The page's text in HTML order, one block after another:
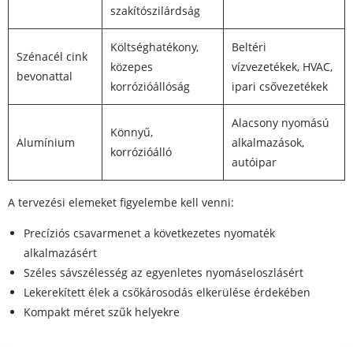
szakítószilárdság
Szénacél cink
bevonattal
Költséghatékony,
közepes
korrózióállóság
Beltéri
vízvezetékek, HVAC,
ipari csővezetékek
Alumínium
Könnyű,
korrózióálló
Alacsony nyomású
alkalmazások,
autóipar
A tervezési elemeket figyelembe kell venni:
Precíziós csavarmenet a következetes nyomaték
alkalmazásért
Széles sávszélesség az egyenletes nyomáseloszlásért
Lekerekített élek a csőkárosodás elkerülése érdekében
Kompakt méret szűk helyekre